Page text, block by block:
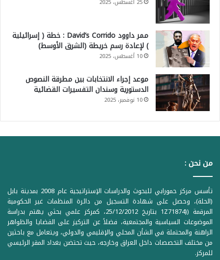
25 أغسطس، 2025
ممر داوود David’s Corrido : خطة ( إسرائيلية
) لإعادة رسم خريطة (الشرق الأوسط)
10 أغسطس، 2025
موعد إجراء الانتخابات بين مطرقة النصوص
الدستورية وسندان التفسيرات القضائية
10 نوفمبر، 2025
من نحن :
تأسس مركز حمورابي للبحوث والدراسات الإستراتيجية عام 2008 بمدينة بابل
(الحلة)، وحصل على شهادة التسجيل من دائرة المنظمات غير الحكومية
المرقمة ((1Z71874 بتاريخ 25/12/2012، كمركز علمي بحثي يهتم بدراسة
الموضوعات السياسية والمجتمعية، فضلاً عن التركيز على القضايا والظواهر
الراهنة والمحتملة في الشأن المحلي والإقليمي والدولي، ويتعامل مع باحثين
من مختلف التخصصات داخل العراق وخارجه، حيث تحتضن بغداد المقر الرئيسي
للمركز.